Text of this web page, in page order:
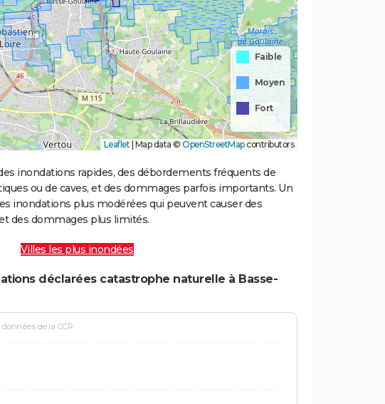
Faible
Moyen
Fort
Leaflet Map data ©OpenStreetMapcontributors
inondations rapides, des débordements fréquents de
ou de caves, et des dommages parfois importants. Un
inondations plus modérées qui peuvent causer des
des dommages plus limités.
Villes les plus inondées
déclarées catastrophe naturelle à Basse-
de la CCR